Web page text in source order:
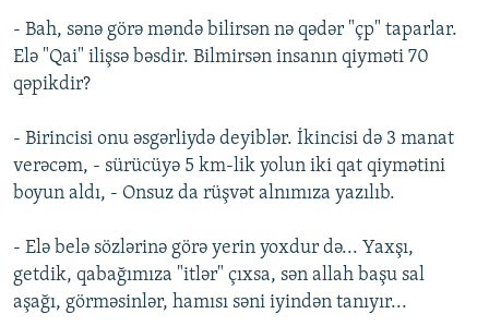
- Bah, sənə görə məndə bilirsən nə qədər "çp" taparlar.
Elə "Qai" ilişsə bəsdir. Bilmirsən insanın qiyməti 70
qəpikdir?
- Birincisi onu əsgərliydə deyiblər. İkincisi də 3 manat
verəcəm, - sürücüyə 5 km-lik yolun iki qat qiymətini
boyun aldı, - Onsuz da rüşvət alnımıza yazılıb.
- Elə belə sözlərinə görə yerin yoxdur də... Yaxşı,
getdik, qabağımıza "itlər" çıxsa, sən allah başu sal
aşağı, görməsinlər, hamısı səni iyindən tanıyır...